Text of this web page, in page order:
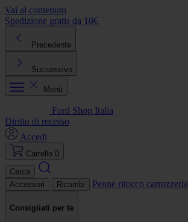
Vai al contenuto
Spedizione gratis da 10€
Precedente
Successivo
Menù
Ford Shop Italia
Diritto di recesso
Accedi
Carrello 0
Cerca
Accessori
Ricambi Penne ritocco carrozzeria
Consigliati per te